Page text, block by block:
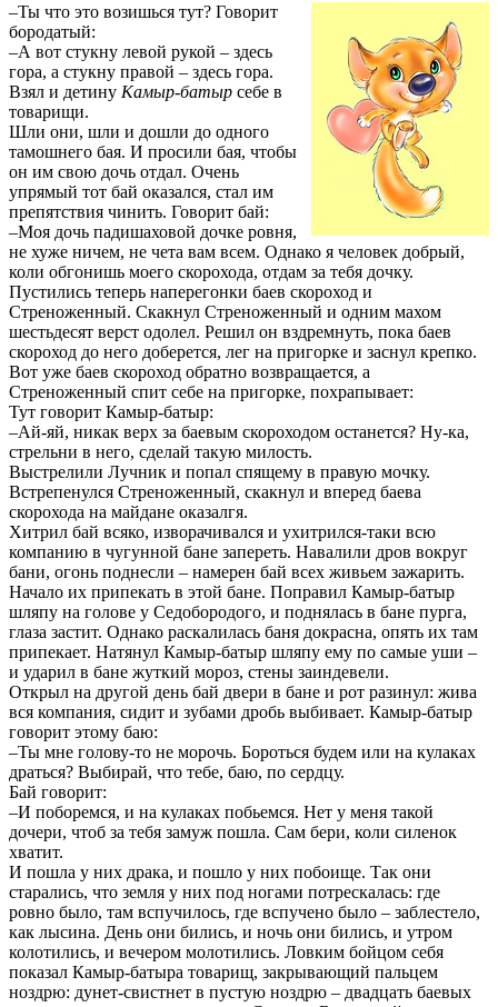
–Ты что это возишься тут? Говорит
бородатый:
–А вот стукну левой рукой – здесь
гора, а стукну правой – здесь гора.
Взял и детину Камыр-батыр себе в
товарищи.
Шли они, шли и дошли до одного
тамошнего бая. И просили бая, чтобы
он им свою дочь отдал. Очень
упрямый тот бай оказался, стал им
препятствия чинить. Говорит бай:
–Моя дочь падишаховой дочке ровня,
не хуже ничем, не чета вам всем. Однако я человек добрый,
коли обгонишь моего скорохода, отдам за тебя дочку.
Пустились теперь наперегонки баев скороход и
Стреноженный. Скакнул Стреноженный и одним махом
шестьдесят верст одолел. Решил он вздремнуть, пока баев
скороход до него доберется, лег на пригорке и заснул крепко.
Вот уже баев скороход обратно возвращается, а
Стреноженный спит себе на пригорке, похрапывает:
Тут говорит Камыр-батыр:
–Ай-яй, никак верх за баевым скороходом останется? Ну-ка,
стрельни в него, сделай такую милость.
Выстрелили Лучник и попал спящему в правую мочку.
Встрепенулся Стреноженный, скакнул и вперед баева
скорохода на майдане оказалгя.
Хитрил бай всяко, изворачивался и ухитрился-таки всю
компанию в чугунной бане запереть. Навалили дров вокруг
бани, огонь поднесли – намерен бай всех живьем зажарить.
Начало их припекать в этой бане. Поправил Камыр-батыр
шляпу на голове у Седобородого, и поднялась в бане пурга,
глаза застит. Однако раскалилась баня докрасна, опять их там
припекает. Натянул Камыр-батыр шляпу ему по самые уши –
и ударил в бане жуткий мороз, стены заиндевели.
Открыл на другой день бай двери в бане и рот разинул: жива
вся компания, сидит и зубами дробь выбивает. Камыр-батыр
говорит этому баю:
–Ты мне голову-то не морочь. Бороться будем или на кулаках
драться? Выбирай, что тебе, баю, по сердцу.
Бай говорит:
–И поборемся, и на кулаках побьемся. Нет у меня такой
дочери, чтоб за тебя замуж пошла. Сам бери, коли силенок
хватит.
И пошла у них драка, и пошло у них побоище. Так они
старались, что земля у них под ногами потрескалась: где
ровно было, там вспучилось, где вспучено было – заблестело,
как лысина. День они бились, и ночь они бились, и утром
колотились, и вечером молотились. Ловким бойцом себя
показал Камыр-батыра товарищ, закрывающий пальцем
ноздрю: дунет-свистнет в пустую ноздрю – двадцать баевых